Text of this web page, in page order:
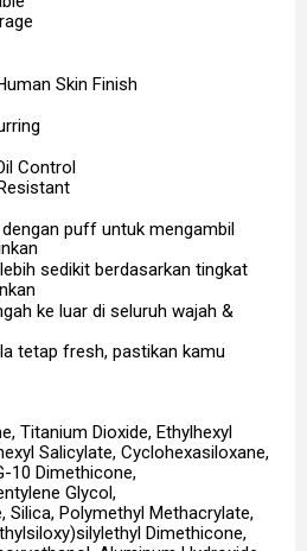
Skin Finish
Control
puff untuk mengambil
sedikit berdasarkan tingkat
ke luar di seluruh wajah &
tetap fresh, pastikan kamu
Titanium Dioxide, Ethylhexyl
Salicylate, Cyclohexasiloxane,
10 Dimethicone,
Glycol,
Silica, Polymethyl Methacrylate,
Dimethicone,